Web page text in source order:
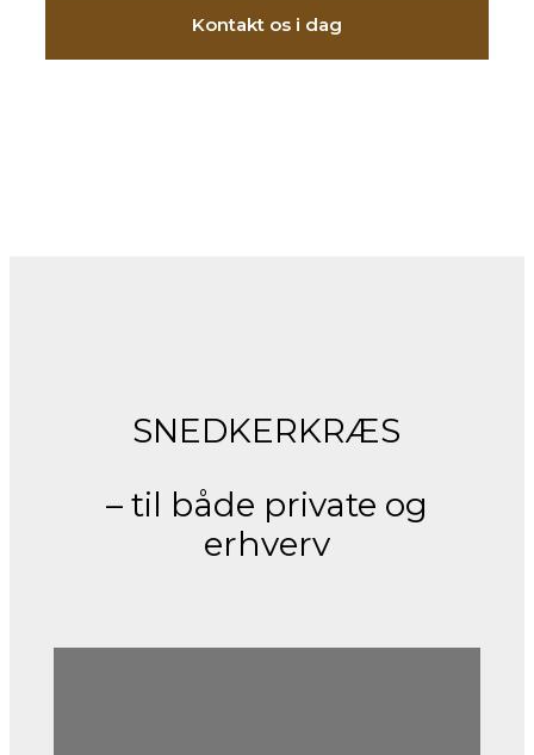
Kontakt os i dag
SNEDKERKRÆS
– til både private og
erhverv